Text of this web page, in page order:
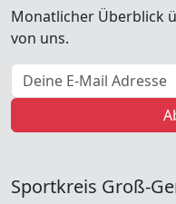
Monatlicher Überblick
von uns.
E-Mail Adresse
Sportkreis Groß-